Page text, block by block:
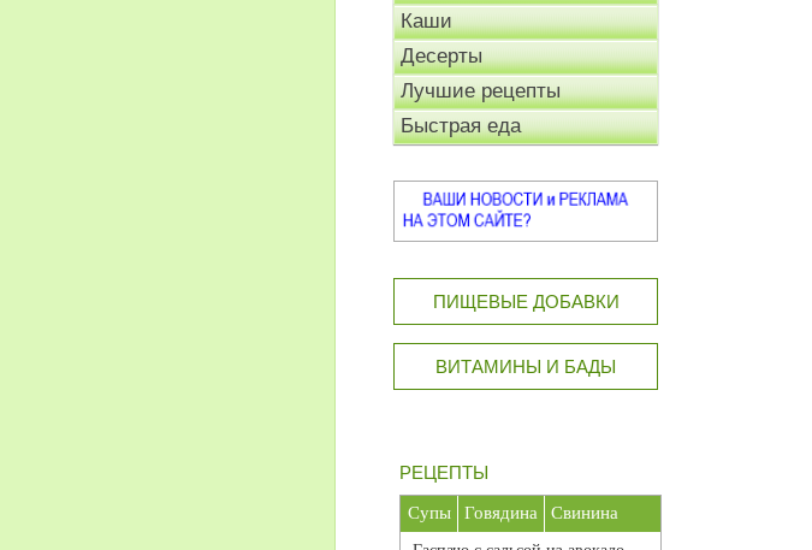
Каши
Десерты
Лучшие рецепты
Быстрая еда
ПИЩЕВЫЕ ДОБАВКИ
ВИТАМИНЫ И БАДЫ
РЕЦЕПТЫ
Супы Говядина Свинина